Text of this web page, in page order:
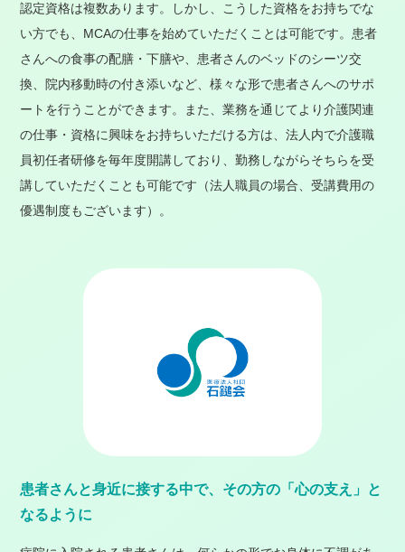
認定資格は複数あります。しかし、こうした資格をお持ちでな
い方でも、MCAの仕事を始めていただくことは可能です。患者
さんへの食事の配膳・下膳や、患者さんのベッドのシーツ交
換、院内移動時の付き添いなど、様々な形で患者さんへのサポ
ートを行うことができます。また、業務を通じてより介護関連
の仕事・資格に興味をお持ちいただける方は、法人内で介護職
員初任者研修を毎年度開講しており、勤務しながらそちらを受
講していただくことも可能です（法人職員の場合、受講費用の
優遇制度もございます）。
患者さんと身近に接する中で、その方の「心の支え」と
なるように